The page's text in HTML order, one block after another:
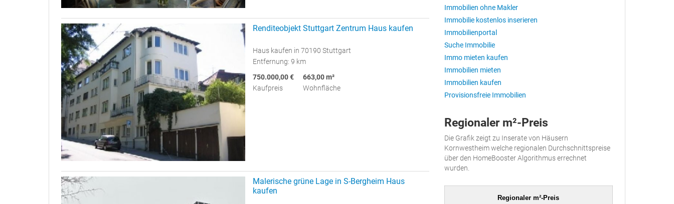
Renditeobjekt Stuttgart Zentrum Haus kaufen
Haus kaufen in 70190 Stuttgart
Entfernung: 9 km
750.000,00 €
Kaufpreis
663,00 m²
Wohnfläche
Malerische grüne Lage in S-Bergheim Haus
kaufen
Immobilien ohne Makler
Immobilie kostenlos inserieren
Immobilienportal
Suche Immobilie
Immo mieten kaufen
Immobilien mieten
Immobilien kaufen
Provisionsfreie Immobilien
Regionaler m²-Preis
Die Grafik zeigt zu Inserate von Häusern
Kornwestheim welche regionalen Durchschnittspreise
über den HomeBooster Algorithmus errechnet
wurden.
Regionaler m²-Preis